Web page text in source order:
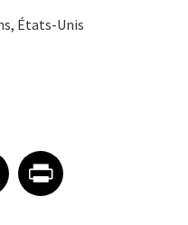
États-Unis
on Email
EmailShare article on Print